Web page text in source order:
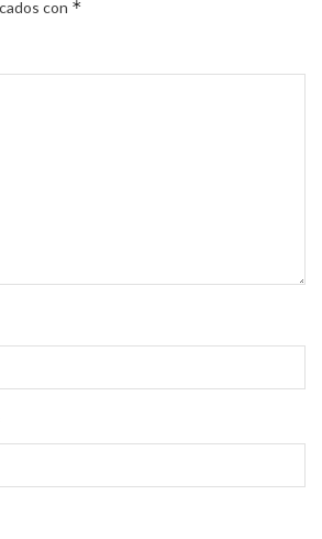
con *